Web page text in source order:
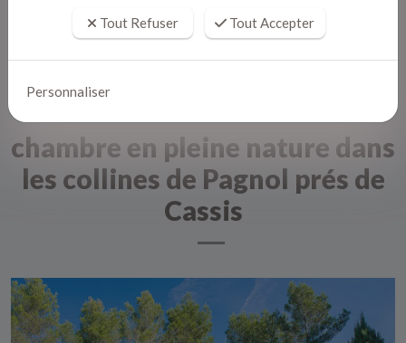
chambre en pleine nature dans
les collines de Pagnol prés de
Cassis
Tout Refuser Tout Accepter
Personnaliser